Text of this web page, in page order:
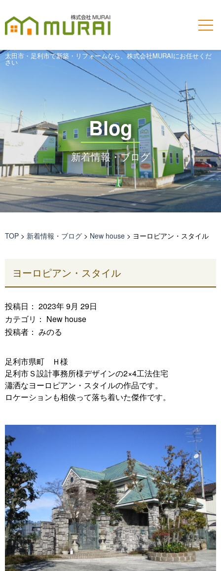
太田市・足利市で新築・リフォームなら、株式会社MURAIにお任せくだ
さい
Blog
新着情報・ブログ
TOP > 新着情報・ブログ > New house > ヨーロピアン・スタイル
ヨーロピアン・スタイル
投稿日： 2023年 9月 29日
カテゴリ： New house
投稿者： みのる
足利市県町 Ｈ様
足利市Ｓ設計事務所様デザインの2×4工法住宅
瀟洒なヨーロピアン・スタイルの作品です。
ロケーションも相俟って落ち着いた傑作です。